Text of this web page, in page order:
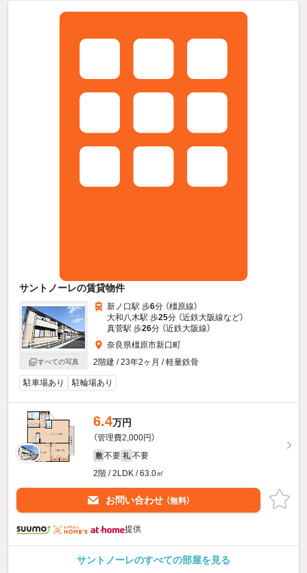
サントノーレの賃貸物件
すべての写真
新ノ口駅 歩6分 （橿原線）
大和八木駅 歩25分 （近鉄大阪線など）
真菅駅 歩26分 （近鉄大阪線）
奈良県橿原市新口町
2階建 / 23年2ヶ月 / 軽量鉄骨
駐車場あり 駐輪場あり
6.4万円
（管理費2,000円）
敷 不要 礼 不要
2階 / 2LDK / 63.0㎡
お問い合わせ （無料）
提供
サントノーレのすべての部屋を見る